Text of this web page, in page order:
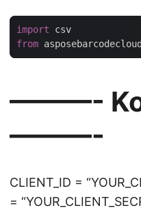
import
from
———-
———-
CLIENT_ID =
=